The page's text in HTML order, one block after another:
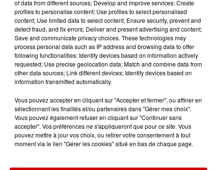
Alouette vous invite à
Futuroscope Xperiences !
Le Duel - Gagnez votre balade
en jet ski !
of data from different sources; Develop and improve services; Create
profiles to personalise content; Use profiles to select personalised
content; Use limited data to select content; Ensure security, prevent and
detect fraud, and fix errors; Deliver and present advertising and content;
Save and communicate privacy choices. These technologies may
process personal data such as IP address and browsing data to offer
following functionalities: Identify devices based on information actively
requested; Use precise geolocation data; Match and combine data from
other data sources; Link different devices; Identify devices based on
information transmitted automatically.
Vous pouvez accepter en cliquant sur "Accepter et fermer", ou affiner en
sélectionnant les finalités et/ou partenaires dans "Gérer mes choix".
Vous pouvez également refuser en cliquant sur "Continuer sans
accepter". Vos préférences ne s'appliqueront que pour ce site. Vous
pouvez mettre à jour vos choix, ou retirer votre consentement à tout
moment via le lien "Gérer les cookies" situé en bas de chaque page.